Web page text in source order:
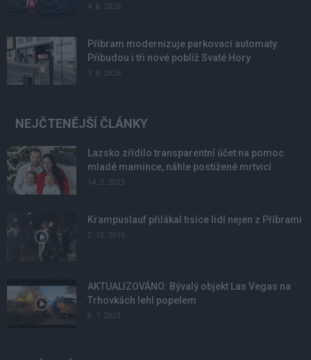
4. 8. 2026
Příbram modernizuje parkovací automaty.
Přibudou i tři nové poblíž Svaté Hory
3. 8. 2026
NEJČTENĚJŠÍ ČLÁNKY
Lazsko zřídilo transparentní účet na pomoc
mladé mamince, náhle postižené mrtvicí
14. 2. 2023
Krampuslauf přilákal tisíce lidí nejen z Příbrami
2. 12. 2016
AKTUALIZOVÁNO: Bývalý objekt Las Vegas na
Trhovkách lehl popelem
8. 7. 2023